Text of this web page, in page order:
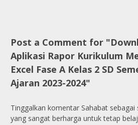
Post a Comment for
Aplikasi Rapor Kurikulum
Excel Fase A Kelas 2 SD
Ajaran 2023-2024"
Tinggalkan komentar Sahabat sebagai
yang sangat berharga untuk tetap